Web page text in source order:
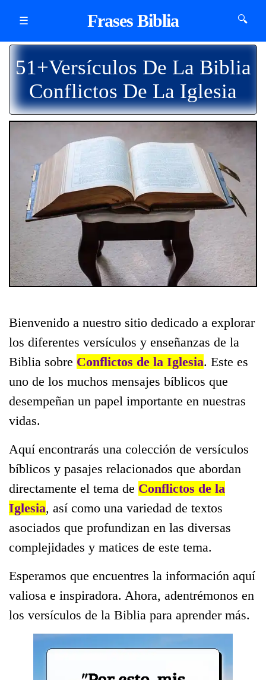
☰ Frases Biblia 🔍
51+Versículos De La Biblia
Conflictos De La Iglesia
Bienvenido a nuestro sitio dedicado a explorar
los diferentes versículos y enseñanzas de la
Biblia sobre Conflictos de la Iglesia. Este es
uno de los muchos mensajes bíblicos que
desempeñan un papel importante en nuestras
vidas.
Aquí encontrarás una colección de versículos
bíblicos y pasajes relacionados que abordan
directamente el tema de Conflictos de la
Iglesia, así como una variedad de textos
asociados que profundizan en las diversas
complejidades y matices de este tema.
Esperamos que encuentres la información aquí
valiosa e inspiradora. Ahora, adentrémonos en
los versículos de la Biblia para aprender más.